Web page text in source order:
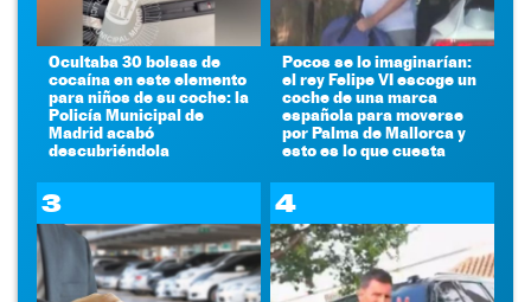
Ocultaba 30 bolsas de
cocaína en este elemento
para niños de su coche: la
Policía Municipal de
Madrid acabó
descubriéndola
Pocos se lo imaginarían:
el rey Felipe VI escoge un
coche de una marca
española para moverse
por Palma de Mallorca y
esto es lo que cuesta
3 4